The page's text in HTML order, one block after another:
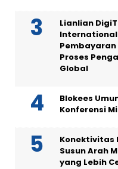
Lianlian
International
Pembayaran
Proses
Global
Blokees
Konferensi
Konektivitas
Susun Arah
yang Lebih